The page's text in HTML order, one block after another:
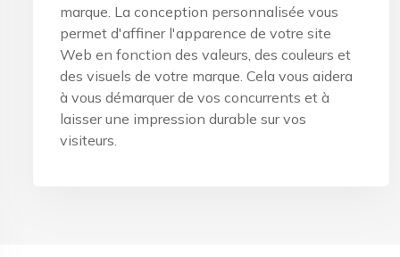
marque. La conception personnalisée vous
permet d'affiner l'apparence de votre site
Web en fonction des valeurs, des couleurs et
des visuels de votre marque. Cela vous aidera
à vous démarquer de vos concurrents et à
laisser une impression durable sur vos
visiteurs.